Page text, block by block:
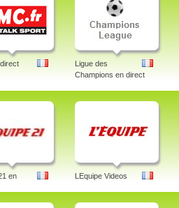
Ligue des
Champions en direct
en
LEquipe Videos